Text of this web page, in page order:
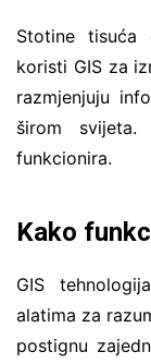
Stotine tisuća
koristi GIS za
razmjenjuju
širom
funkcionira.
Kako
GIS
alatima za
postignu